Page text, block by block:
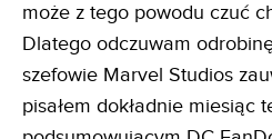
może z tego powodu czuć
Dlatego odczuwam
szefowie Marvel Studios
pisałem dokładnie miesiąc